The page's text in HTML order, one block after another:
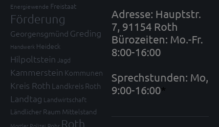
Energiewende Freistaat
Förderung
Georgensgmünd Greding
Handwerk Heideck
Hilpoltstein Jagd
Kammerstein Kommunen
Kreis Roth Landkreis Roth
Landtag Landwirtschaft
Ländlicher Raum Mittelstand
Mortler Polizei Rohr Roth
Adresse: Hauptstr.
7, 91154 Roth
Bürozeiten: Mo.-Fr.
8:00-16:00
Sprechstunden: Mo,
9:00-16:00*